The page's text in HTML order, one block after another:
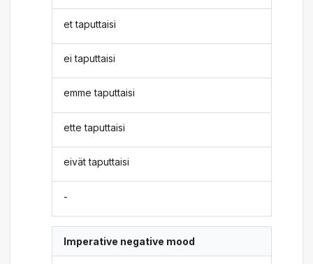
et taputtaisi
ei taputtaisi
emme taputtaisi
ette taputtaisi
eivät taputtaisi
-
Imperative negative mood